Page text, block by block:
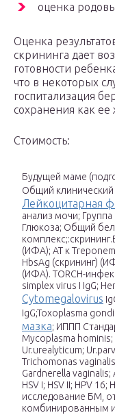
оценка
Оценка
скрининга дает
готовности
что в некоторых
госпитализация
сохранения как
Стоимость:
Будущей маме
Общий клинический
Лейкоцитарная
анализ мочи;
Глюкоза; Общий
(ИФА); АТ к
HbsAg (скрининг)
(ИФА). TORCH-
simplex virus I IgG;
Cytomegalovirus
IgG;Toxoplasma
мазка; ИППП
Mycoplasma hominis;
Ur.urealyticum;
Trichomonas
Gardnerella
HSV I; HSV II; HPV
исследование БМ,
комбинированным